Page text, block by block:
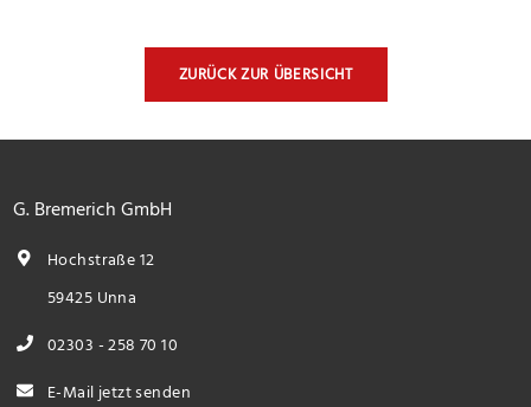
ZURÜCK ZUR ÜBERSICHT
G. Bremerich GmbH
Hochstraße 12
59425 Unna
02303 - 258 70 10
E-Mail jetzt senden